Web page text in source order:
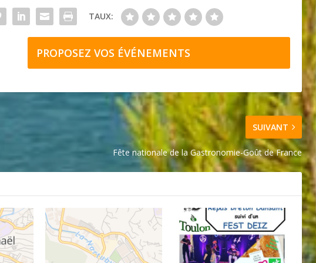
TAUX:
PROPOSEZ VOS ÉVÉNEMENTS
SUIVANT
Fête nationale de la Gastronomie-Goût de France